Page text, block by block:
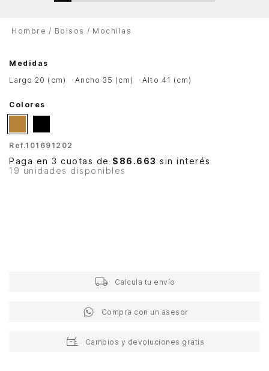
Hombre Bolsos Mochilas
Medidas
largo 20 (cm)
ancho 35 (cm) alto 41 (cm)
Colores
Ref.101691202
Paga en 3 cuotas de $86.663 sin interés
19 unidades disponibles
Calcula tu envío
Compra con un asesor
Cambios y devoluciones gratis